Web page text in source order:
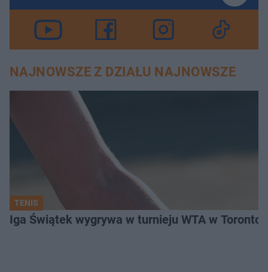
NAJNOWSZE Z DZIAŁU NAJNOWSZE
TENIS
Iga Świątek wygrywa w turnieju WTA w